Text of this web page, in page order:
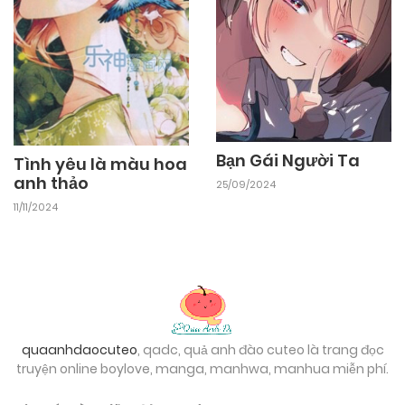
Chapter 4 10/11/2024
Chapter 3 10/11/2024
Chapter 2 10/11/2024
Tình yêu là màu hoa
anh thảo
11/11/2024
Bạn Gái Người Ta
25/09/2024
quaanhdaocuteo, qadc, quả anh đào cuteo là trang đọc
truyện online boylove, manga, manhwa, manhua miễn phí.